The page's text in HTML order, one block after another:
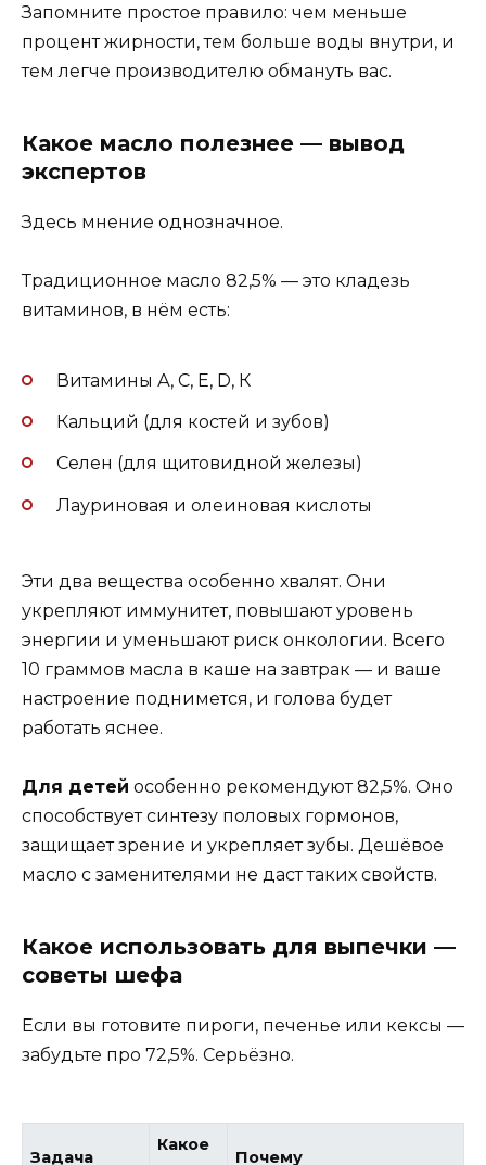
Запомните простое правило: чем меньше
процент жирности, тем больше воды внутри, и
тем легче производителю обмануть вас.
Какое масло полезнее — вывод
экспертов
Здесь мнение однозначное.
Традиционное масло 82,5% — это кладезь
витаминов, в нём есть:
Витамины А, С, Е, D, К
Кальций (для костей и зубов)
Селен (для щитовидной железы)
Лауриновая и олеиновая кислоты
Эти два вещества особенно хвалят. Они
укрепляют иммунитет, повышают уровень
энергии и уменьшают риск онкологии. Всего
10 граммов масла в каше на завтрак — и ваше
настроение поднимется, и голова будет
работать яснее.
Для детей особенно рекомендуют 82,5%. Оно
способствует синтезу половых гормонов,
защищает зрение и укрепляет зубы. Дешёвое
масло с заменителями не даст таких свойств.
Какое использовать для выпечки —
советы шефа
Если вы готовите пироги, печенье или кексы —
забудьте про 72,5%. Серьёзно.
Задача
Какое
Почему